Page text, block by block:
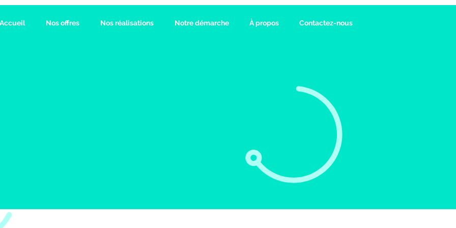
Accueil Nos offres Nos réalisations Notre démarche À propos Contactez-nous